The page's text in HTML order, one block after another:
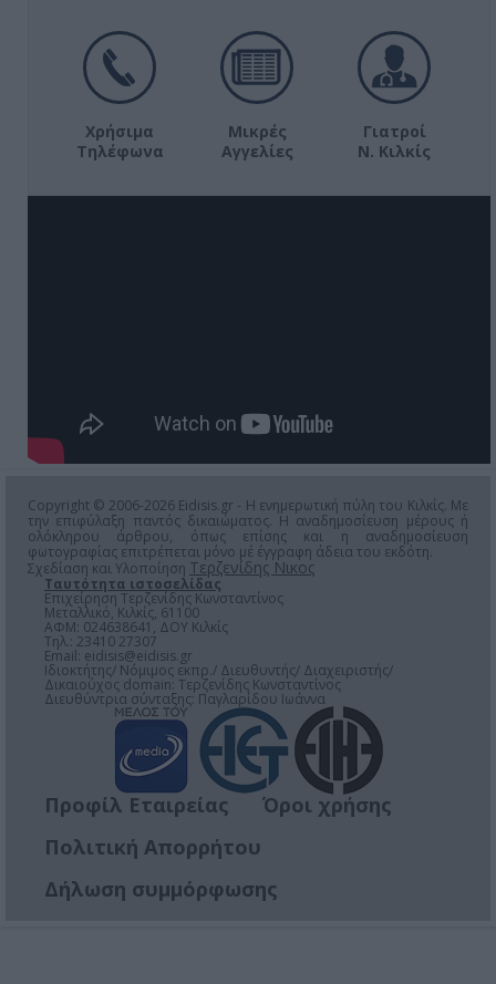
Χρήσιμα
Τηλέφωνα
Μικρές
Αγγελίες
Γιατροί
Ν. Κιλκίς
Copyright © 2006-2026 Eidisis.gr - Η ενημερωτική πύλη του Κιλκίς. Με
την επιφύλαξη παντός δικαιώματος. Η αναδημοσίευση μέρους ή
ολόκληρου άρθρου, όπως επίσης και η αναδημοσίευση
φωτογραφίας επιτρέπεται μόνο μέ έγγραφη άδεια του εκδότη.
Σχεδίαση και Υλοποίηση Τερζενίδης Νικος
Ταυτότητα ιστοσελίδας
Επιχείρηση Τερζενίδης Κωνσταντίνος
Μεταλλικό, Κιλκίς, 61100
ΑΦΜ: 024638641, ΔΟΥ Κιλκίς
Τηλ.: 23410 27307
Email: eidisis@eidisis.gr
Ιδιοκτήτης/ Νόμιμος εκπρ./ Διευθυντής/ Διαχειριστής/
Δικαιούχος domain: Τερζενίδης Κωνσταντίνος
Διευθύντρια σύνταξης: Παγλαρίδου Ιωάννα
Προφίλ Εταιρείας
Όροι χρήσης
Πολιτική Απορρήτου
Δήλωση συμμόρφωσης